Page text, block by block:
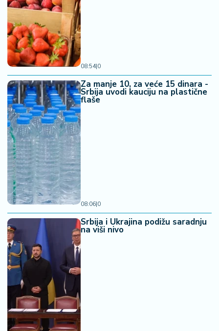
08:54|0
Za manje 10, za veće 15 dinara -
Srbija uvodi kauciju na plastične
flaše
08:06|0
Srbija i Ukrajina podižu saradnju
na viši nivo